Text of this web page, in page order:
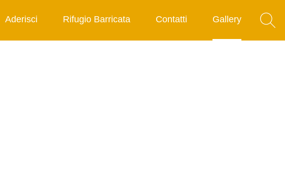
Aderisci Rifugio Barricata Contatti Gallery